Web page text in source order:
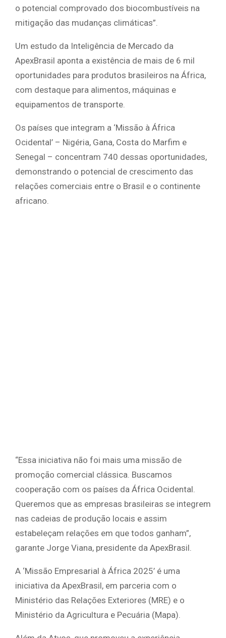
o potencial comprovado dos biocombustíveis na
mitigação das mudanças climáticas”.
Um estudo da Inteligência de Mercado da
ApexBrasil aponta a existência de mais de 6 mil
oportunidades para produtos brasileiros na África,
com destaque para alimentos, máquinas e
equipamentos de transporte.
Os países que integram a ‘Missão à África
Ocidental’ – Nigéria, Gana, Costa do Marfim e
Senegal – concentram 740 dessas oportunidades,
demonstrando o potencial de crescimento das
relações comerciais entre o Brasil e o continente
africano.
“Essa iniciativa não foi mais uma missão de
promoção comercial clássica. Buscamos
cooperação com os países da África Ocidental.
Queremos que as empresas brasileiras se integrem
nas cadeias de produção locais e assim
estabeleçam relações em que todos ganham”,
garante Jorge Viana, presidente da ApexBrasil.
A ‘Missão Empresarial à África 2025’ é uma
iniciativa da ApexBrasil, em parceria com o
Ministério das Relações Exteriores (MRE) e o
Ministério da Agricultura e Pecuária (Mapa).